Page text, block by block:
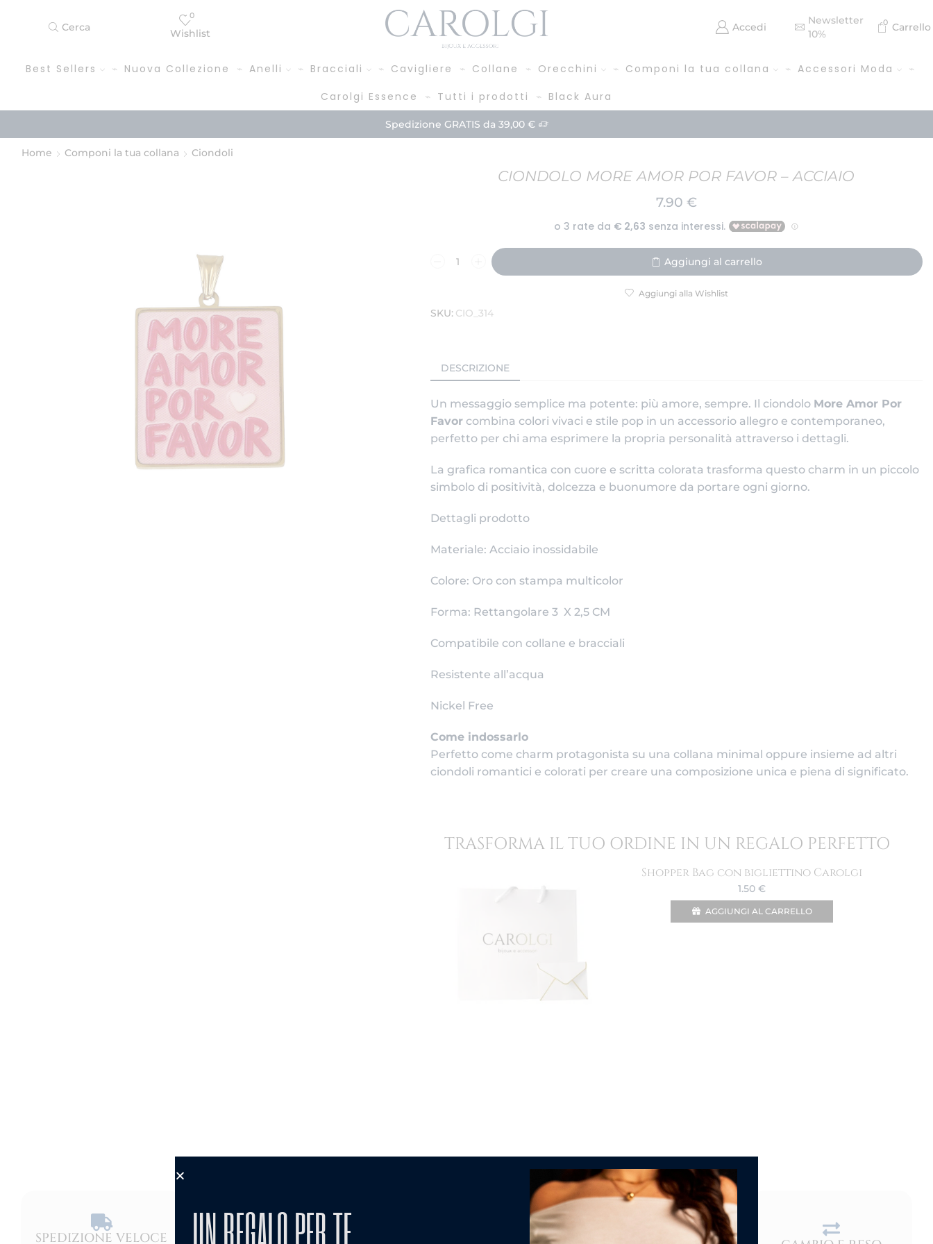
Cerca
0
Wishlist
Accedi
Newsletter
10%
0 Carrello
Best Sellers Nuova Collezione Anelli Bracciali Cavigliere Collane Orecchini Componi la tua collana
Accessori Moda
Carolgi Essence
Tutti i prodotti Black Aura
Spedizione GRATIS da 39,00 €
Home Componi la tua collana Ciondoli
CIONDOLO MORE AMOR POR FAVOR – ACCIAIO
7.90 €
Aggiungi al carrello
Aggiungi alla Wishlist
SKU: CIO_314
DESCRIZIONE
Un messaggio semplice ma potente: più amore, sempre. Il ciondolo More Amor Por
Favorcombina colori vivaci e stile pop in un accessorio allegro e contemporaneo,
perfetto per chi ama esprimere la propria personalità attraverso i dettagli.
La grafica romantica con cuore e scritta colorata trasforma questo charm in un piccolo
simbolo di positività, dolcezza e buonumore da portare ogni giorno.
Dettagli prodotto
Materiale: Acciaio inossidabile
Colore: Oro con stampa multicolor
Forma: Rettangolare 3 X 2,5 CM
Compatibile con collane e bracciali
Resistente all’acqua
Nickel Free
Come indossarlo
Perfetto come charm protagonista su una collana minimal oppure insieme ad altri
ciondoli romantici e colorati per creare una composizione unica e piena di significato.
TRASFORMA IL TUO ORDINE IN UN REGALO PERFETTO
Shopper Bag con bigliettino Carolgi
1.50 €
AGGIUNGI AL CARRELLO
SPEDIZIONE VELOCE​